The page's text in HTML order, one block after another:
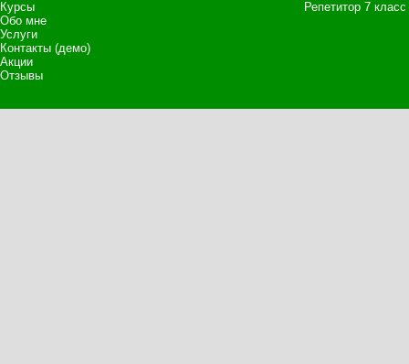
Курсы
Обо мне
Услуги
Контакты (демо)
Акции
Отзывы
Репетитор 7 класс